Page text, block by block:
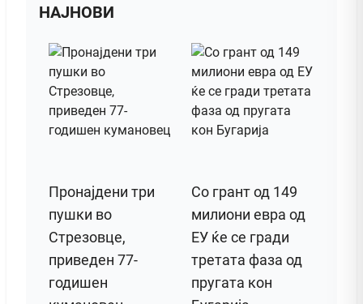
НАЈНОВИ
Пронајдени три
пушки во
Стрезовце,
приведен 77-
годишен
Со грант од 149
милиони евра од
ЕУ ќе се гради
третата фаза од
пругата кон